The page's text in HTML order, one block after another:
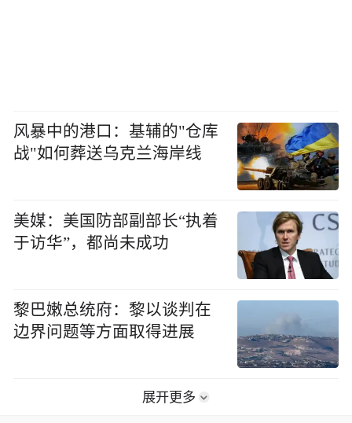
风暴中的港口：基辅的"仓库
战"如何葬送乌克兰海岸线
美媒：美国防部副部长“执着
于访华”，都尚未成功
黎巴嫩总统府：黎以谈判在
边界问题等方面取得进展
展开更多